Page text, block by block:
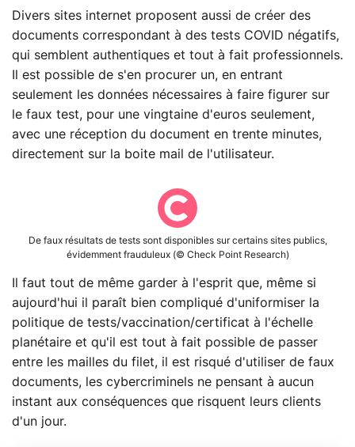
Divers sites internet proposent aussi de créer des
documents correspondant à des tests COVID négatifs,
qui semblent authentiques et tout à fait professionnels.
Il est possible de s'en procurer un, en entrant
seulement les données nécessaires à faire figurer sur
le faux test, pour une vingtaine d'euros seulement,
avec une réception du document en trente minutes,
directement sur la boite mail de l'utilisateur.
De faux résultats de tests sont disponibles sur certains sites publics,
évidemment frauduleux (© Check Point Research)
Il faut tout de même garder à l'esprit que, même si
aujourd'hui il paraît bien compliqué d'uniformiser la
politique de tests/vaccination/certificat à l'échelle
planétaire et qu'il est tout à fait possible de passer
entre les mailles du filet, il est risqué d'utiliser de faux
documents, les cybercriminels ne pensant à aucun
instant aux conséquences que risquent leurs clients
d'un jour.